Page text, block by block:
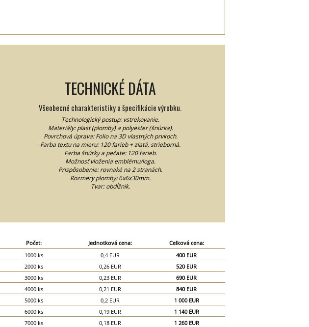
TECHNICKÉ DÁTA
Všeobecné charakteristiky a špecifikácie výrobku.
Technologický postup: vstrekovanie.
Materiály: plast (plomby) a polyester (šnúrka).
Povrchová úprava: Folio na 3D vlastných prvkoch.
Farba textu na mieru: 120 farieb + zlatá, strieborná.
Farba šnúrky a pečate: 120 farieb.
Možnosť vloženia emblému/loga.
Prispôsobenie: rovnaké na 2 stranách.
Rozmery plomby: 6x6x30mm.
Tvar: obdĺžnik.
Počet: Jednotková cena:
Celková cena:
1000 ks
0,4 EUR
400 EUR
2000 ks
0,26 EUR
520 EUR
3000 ks
0,23 EUR
690 EUR
4000 ks
0,21 EUR
840 EUR
5000 ks
0,2 EUR
1 000 EUR
6000 ks
0,19 EUR
1 140 EUR
7000 ks
0,18 EUR
1 260 EUR